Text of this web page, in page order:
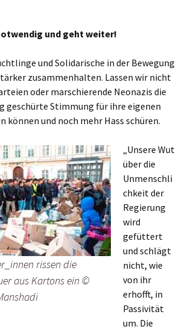
und geht weiter!
und Solidarische in der Bewegung
zusammenhalten. Lassen wir nicht
oder marschierende Neonazis die
geschürte Stimmung für ihre eigenen
können und noch mehr Hass schüren.
rissen die
aus Kartons ein ©
„Unsere Wut
über die
Unmenschli
chkeit der
Regierung
wird
gefüttert
und schlägt
nicht, wie
von ihr
erhofft, in
Passivität
um. Die